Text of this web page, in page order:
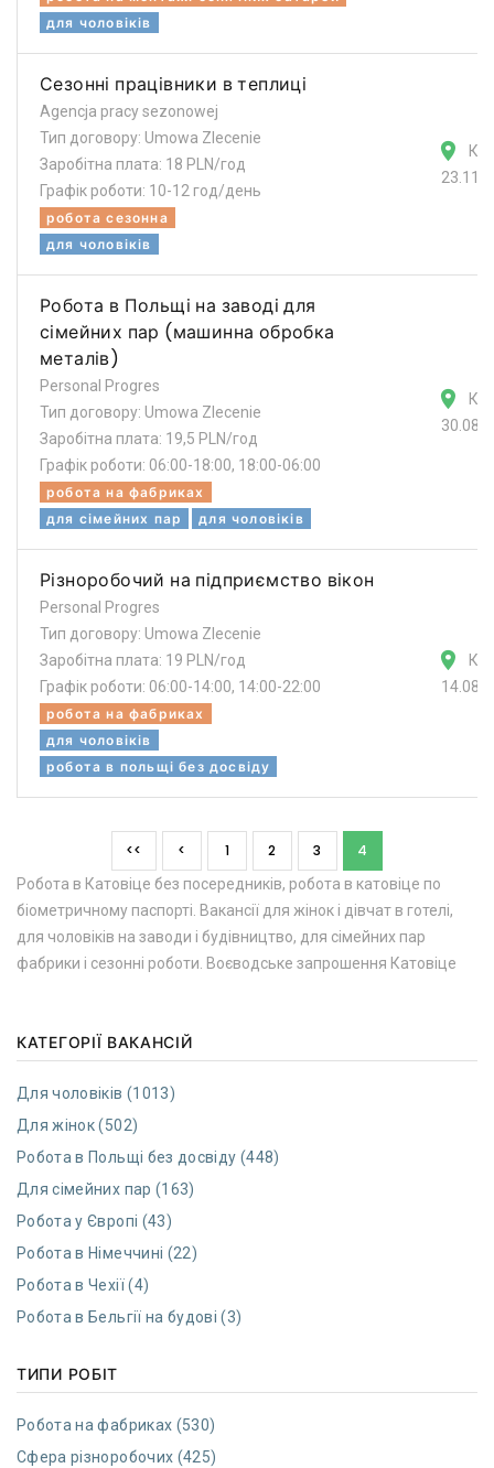
для чоловіків
Сезонні працівники в теплиці
Agencja pracy sezonowej
Тип договору: Umowa Zlecenie
Заробітна плата: 18 PLN/год
Графік роботи: 10-12 год/день
робота сезонна
для чоловіків
Робота в Польщі на заводі для
сімейних пар (машинна обробка
металів)
Personal Progres
Тип договору: Umowa Zlecenie
Заробітна плата: 19,5 PLN/год
Графік роботи: 06:00-18:00, 18:00-06:00
робота на фабриках
для сімейних пар
для чоловіків
Різноробочий на підприємство вікон
Personal Progres
Тип договору: Umowa Zlecenie
Заробітна плата: 19 PLN/год
Графік роботи: 06:00-14:00, 14:00-22:00
робота на фабриках
для чоловіків
робота в польщі без досвіду
<< < 1 2 3 4
Робота в Катовіце без посередників, робота в катовіце по
біометричному паспорті. Вакансії для жінок і дівчат в готелі,
для чоловіків на заводи і будівництво, для сімейних пар
фабрики і сезонні роботи. Воєводське запрошення Катовіце
КАТЕГОРІЇ ВАКАНСІЙ
Для чоловіків (1013)
Для жінок (502)
Робота в Польщі без досвіду (448)
Для сімейних пар (163)
Робота у Європі (43)
Робота в Німеччині (22)
Робота в Чехії (4)
Робота в Бельгії на будові (3)
ТИПИ РОБІТ
Робота на фабриках (530)
Сфера різноробочих (425)